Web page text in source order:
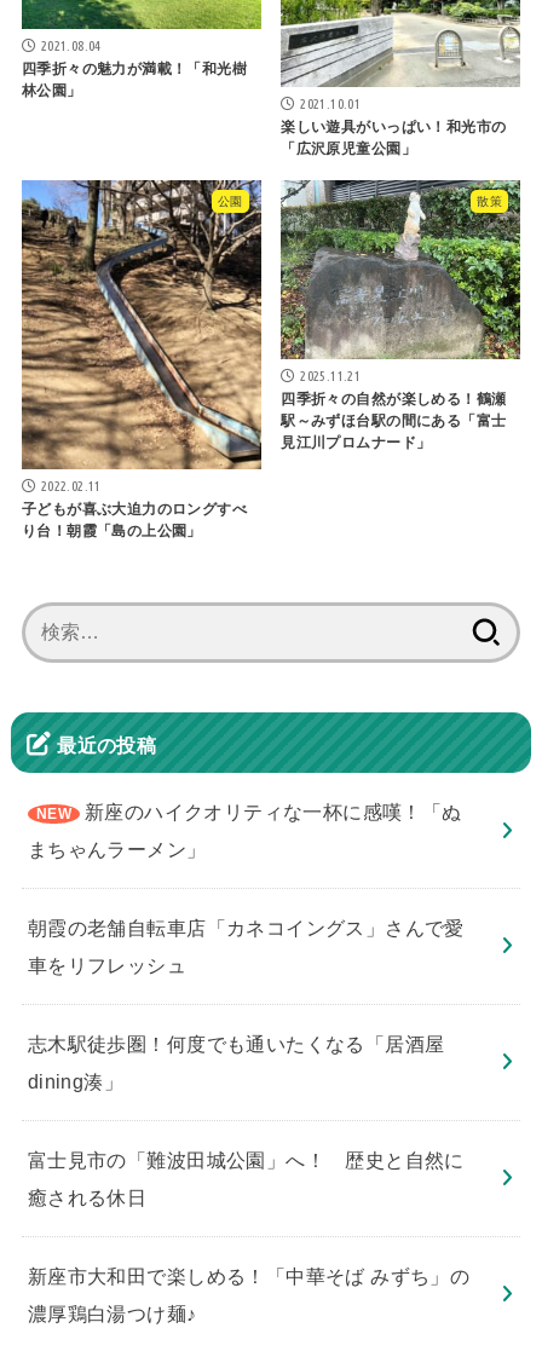
2021.08.04
四季折々の魅力が満載！「和光樹
林公園」
2021.10.01
楽しい遊具がいっぱい！和光市の
「広沢原児童公園」
公園
2022.02.11
子どもが喜ぶ大迫力のロングすべ
り台！朝霞「島の上公園」
散策
2025.11.21
四季折々の自然が楽しめる！鶴瀬
駅～みずほ台駅の間にある「富士
見江川プロムナード」
索:
最近の投稿
新座のハイクオリティな一杯に感嘆！「ぬ
まちゃんラーメン」
朝霞の老舗自転車店「カネコイングス」さんで愛
車をリフレッシュ
志木駅徒歩圏！何度でも通いたくなる「居酒屋
dining湊」
​富士見市の「難波田城公園」へ！ 歴史と自然に
癒される休日
新座市大和田で楽しめる！「中華そば みずち」の
濃厚鶏白湯つけ麺♪